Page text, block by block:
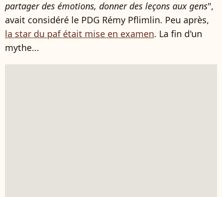
partager des émotions, donner des leçons aux gens",
avait considéré le PDG Rémy Pflimlin. Peu après,
la star du paf était mise en examen. La fin d'un
mythe...